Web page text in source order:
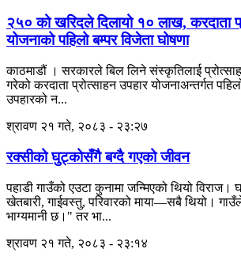
२५० को खरिदले दिलायो १० लाख, करदाता
योजनाको पहिलो बम्पर विजेता घोषणा
काठमाडौं । सरकारले बिल लिने संस्कृतिलाई
गरेको करदाता प्रोत्साहन उपहार योजनाअन्तर्गत
उपहारको न...
श्रावण २१ गते, २०८३ - २३:२७
रक्सीको घुट्कोसँगै बग्दै गएको जीवन
पहाडी गाउँको एउटा कुनामा जन्मिएको थियो विराज।
खेतबारी, गाईवस्तु, परिवारको माया—सबै थियो।
भाग्यमानी छ।" तर भा...
श्रावण २१ गते, २०८३ - २३:१४